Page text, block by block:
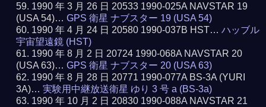
1990 年 3 月 26 日 20533 1990-025A NAVSTAR 19
(USA 54)…GPS 衛星 ナブスター 19 (USA 54)
1990 年 4 月 24 日 20580 1990-037B HST…ハッブル
宇宙望遠鏡 (HST)
1990 年 8 月 2 日 20724 1990-068A NAVSTAR 20
(USA 63)…GPS 衛星 ナブスター 20 (USA 63)
1990 年 8 月 28 日 20771 1990-077A BS-3A (YURI
3A)…実験用中継放送衛星 ゆり 3 号 a (BS-3a)
1990 年 10 月 2 日 20830 1990-088A NAVSTAR 21